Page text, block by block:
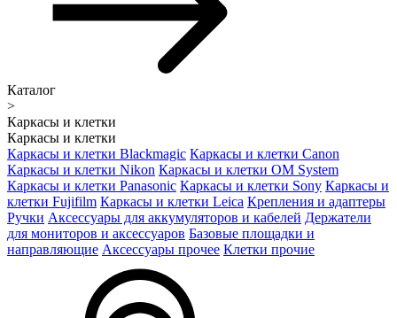
Каталог
>
Каркасы и клетки
Каркасы и клетки
Каркасы и клетки Blackmagic Каркасы и клетки Canon
Каркасы и клетки Nikon Каркасы и клетки OM System
Каркасы и клетки Panasonic Каркасы и клетки Sony Каркасы и
клетки Fujifilm Каркасы и клетки Leica Крепления и адаптеры
Ручки Аксессуары для аккумуляторов и кабелей Держатели
для мониторов и аксессуаров Базовые площадки и
направляющие Аксессуары прочее Клетки прочие